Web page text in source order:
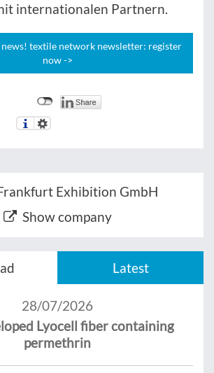
internationalen Partnern.
news! textile network newsletter: register
now ->
Exhibition GmbH
Show company
Latest
28/07/2026
Lyocell fiber containing
permethrin